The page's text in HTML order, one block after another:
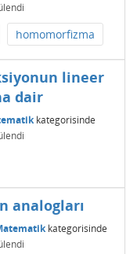
homomorfizma
lineer
dair
kategorisinde
analogları
kategorisinde